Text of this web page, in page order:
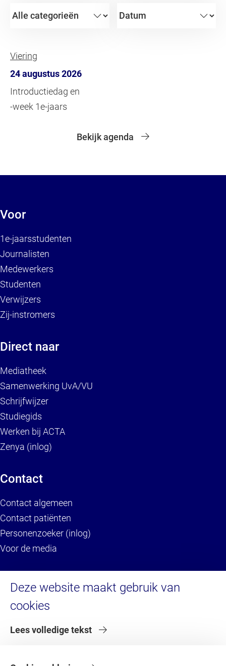
Viering
24 augustus 2026
Introductiedag en
-week 1e-jaars
Bekijk agenda
Deze website maakt gebruik van
cookies
Lees volledige tekst
Voor
1e-jaarsstudenten
Journalisten
Medewerkers
Studenten
Verwijzers
Zij-instromers
Direct naar
Mediatheek
Samenwerking UvA/VU
Schrijfwijzer
Studiegids
Werken bij ACTA
Zenya (inlog)
Contact
Contact algemeen
Contact patiënten
Personenzoeker (inlog)
Voor de media
Service
Brandportal/Huisstijl (inlog)
Servicedesk IT